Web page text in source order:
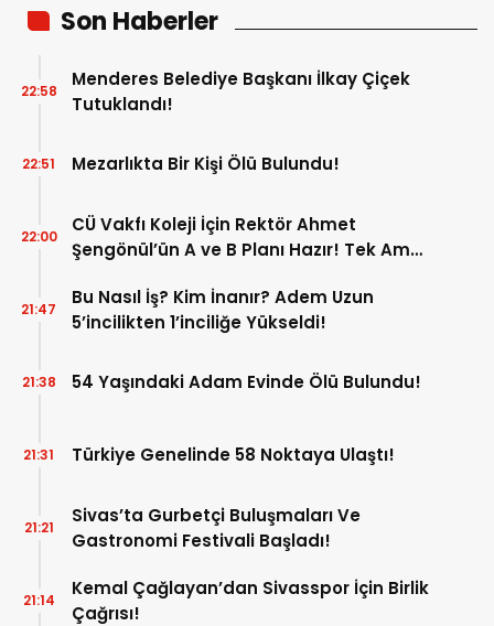
Son Haberler
Menderes Belediye Başkanı İlkay Çiçek
Tutuklandı!
22:58
Mezarlıkta Bir Kişi Ölü Bulundu!
22:51
CÜ Vakfı Koleji İçin Rektör Ahmet
Şengönül’ün A ve B Planı Hazır! Tek Amaç
22:00
Bu Nasıl İş? Kim İnanır? Adem Uzun
5’incilikten 1’inciliğe Yükseldi!
21:47
54 Yaşındaki Adam Evinde Ölü Bulundu!
21:38
Türkiye Genelinde 58 Noktaya Ulaştı!
21:31
Sivas’ta Gurbetçi Buluşmaları Ve
Gastronomi Festivali Başladı!
21:21
Kemal Çağlayan’dan Sivasspor İçin Birlik
Çağrısı!
21:14